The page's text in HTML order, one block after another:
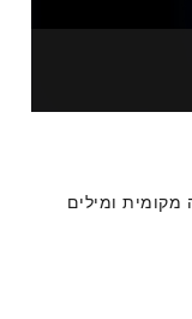
מקומית ומילים